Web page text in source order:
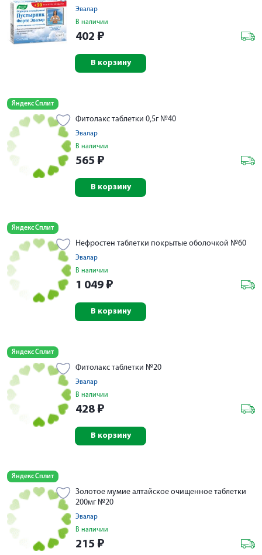
Эвалар
В наличии
402 ₽
В корзину
Яндекс Сплит
Фитолакс таблетки 0,5г №40
Эвалар
В наличии
565 ₽
В корзину
Яндекс Сплит
Нефростен таблетки покрытые оболочкой №60
Эвалар
В наличии
1 049 ₽
В корзину
Яндекс Сплит
Фитолакс таблетки №20
Эвалар
В наличии
428 ₽
В корзину
Яндекс Сплит
Золотое мумие алтайское очищенное таблетки
200мг №20
Эвалар
В наличии
215 ₽